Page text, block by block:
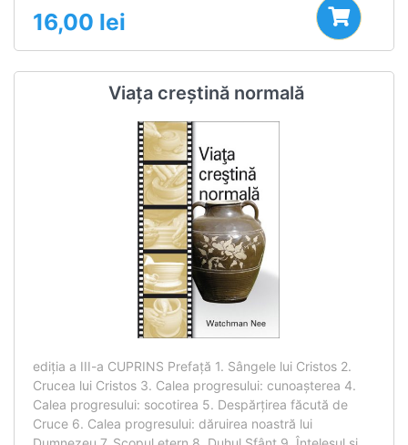
16,00 lei
Viața creștină normală
ediţia a III-a CUPRINS Prefaţă 1. Sângele lui Cristos 2.
Crucea lui Cristos 3. Calea progresului: cunoaşterea 4.
Calea progresului: socotirea 5. Despărţirea făcută de
Cruce 6. Calea progresului: dăruirea noastră lui